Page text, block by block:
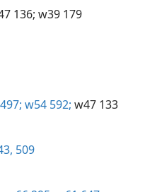
136; w39 179
w54 592; w47 133
509